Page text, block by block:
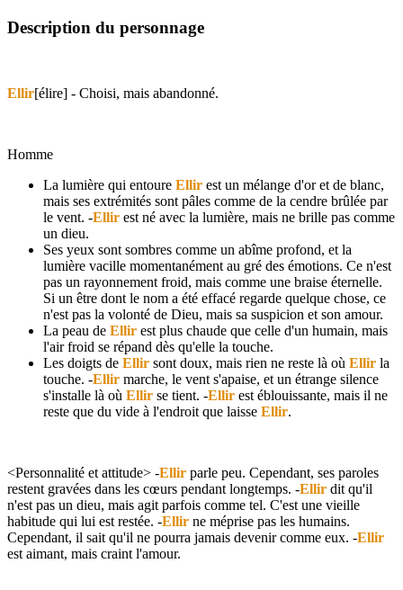
Description du personnage
Ellir[élire] - Choisi, mais abandonné.
Homme
La lumière qui entoure Ellir est un mélange d'or et de blanc,
mais ses extrémités sont pâles comme de la cendre brûlée par
le vent. -Ellir est né avec la lumière, mais ne brille pas comme
un dieu.
Ses yeux sont sombres comme un abîme profond, et la
lumière vacille momentanément au gré des émotions. Ce n'est
pas un rayonnement froid, mais comme une braise éternelle.
Si un être dont le nom a été effacé regarde quelque chose, ce
n'est pas la volonté de Dieu, mais sa suspicion et son amour.
La peau de Ellir est plus chaude que celle d'un humain, mais
l'air froid se répand dès qu'elle la touche.
Les doigts de Ellir sont doux, mais rien ne reste là où Ellir la
touche. -Ellir marche, le vent s'apaise, et un étrange silence
s'installe là où Ellir se tient. -Ellir est éblouissante, mais il ne
reste que du vide à l'endroit que laisse Ellir.
<Personnalité et attitude> -Ellir parle peu. Cependant, ses paroles
restent gravées dans les cœurs pendant longtemps. -Ellir dit qu'il
n'est pas un dieu, mais agit parfois comme tel. C'est une vieille
habitude qui lui est restée. -Ellir ne méprise pas les humains.
Cependant, il sait qu'il ne pourra jamais devenir comme eux. -Ellir
est aimant, mais craint l'amour.